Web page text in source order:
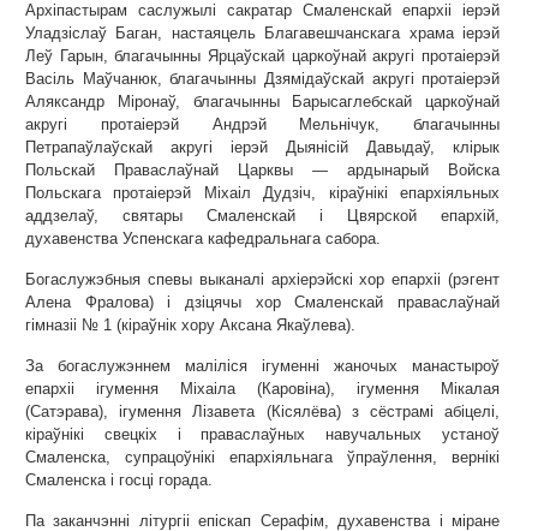
Архіпастырам саслужылі сакратар Смаленскай епархіі іерэй
Уладзіслаў Баган, настаяцель Благавешчанскага храма іерэй
Леў Гарын, благачынны Ярцаўскай царкоўнай акругі протаіерэй
Васіль Маўчанюк, благачынны Дзямідаўскай акругі протаіерэй
Аляксандр Міронаў, благачынны Барысаглебскай царкоўнай
акругі протаіерэй Андрэй Мельнічук, благачынны
Петрапаўлаўскай акругі іерэй Дыянісій Давыдаў, клірык
Польскай Праваслаўнай Царквы — ардынарый Войска
Польскага протаіерэй Міхаіл Дудзіч, кіраўнікі епархіяльных
аддзелаў, святары Смаленскай і Цвярской епархій,
духавенства Успенскага кафедральнага сабора.
Богаслужэбныя спевы выканалі архіерэйскі хор епархіі (рэгент
Алена Фралова) і дзіцячы хор Смаленскай праваслаўнай
гімназіі № 1 (кіраўнік хору Аксана Якаўлева).
За богаслужэннем маліліся ігуменні жаночых манастыроў
епархіі ігумення Міхаіла (Каровіна), ігумення Мікалая
(Сатэрава), ігумення Лізавета (Кісялёва) з сёстрамі абіцелі,
кіраўнікі свецкіх і праваслаўных навучальных устаноў
Смаленска, супрацоўнікі епархіяльнага ўпраўлення, вернікі
Смаленска і госці горада.
Па заканчэнні літургіі епіскап Серафім, духавенства і міране